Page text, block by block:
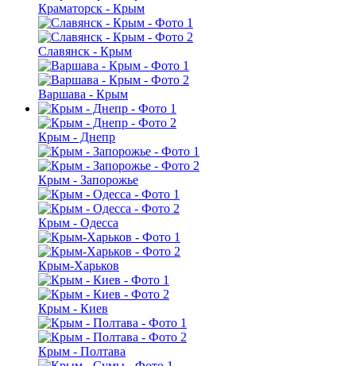
Краматорск - Крым
Славянск - Крым
Варшава - Крым
Крым - Днепр
Крым - Запорожье
Крым - Одесса
Крым-Харьков
Крым - Киев
Крым - Полтава